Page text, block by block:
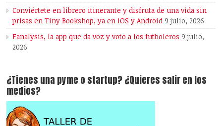
Conviértete en librero itinerante y disfruta de una vida sin
prisas en Tiny Bookshop, ya en iOS y Android 9 julio, 2026
Fanalysis, la app que da voz y voto a los futboleros 9 julio,
2026
¿Tienes una pyme o startup? ¿Quieres salir en los
medios?